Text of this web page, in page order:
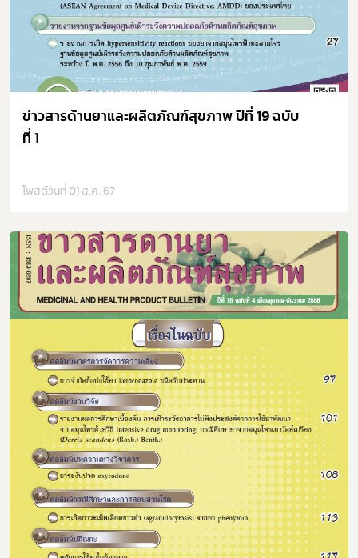
ข่าวสารด้านยาและผลิตภัณฑ์สุขภาพ ปีที่ 19 ฉบับ
ที่ 1
โพสต์วันที่ 01 ส.ค. 67